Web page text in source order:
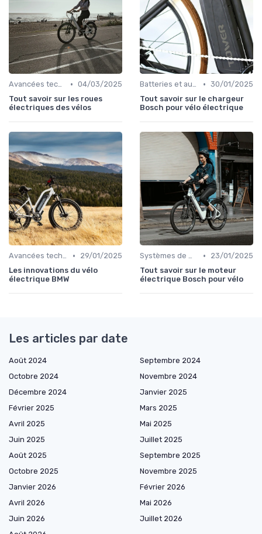
Avancées technologiques en e-bike • 04/03/2025
Tout savoir sur les roues
électriques des vélos
Batteries et autonomie • 30/01/2025
Tout savoir sur le chargeur
Bosch pour vélo électrique
Avancées technologiques en e-bike •
29/01/2025
Les innovations du vélo
électrique BMW
Systèmes de motorisation •
23/01/2025
Tout savoir sur le moteur
électrique Bosch pour vélo
Les articles par date
Août 2024
Septembre 2024
Octobre 2024
Novembre 2024
Décembre 2024
Janvier 2025
Février 2025
Mars 2025
Avril 2025
Mai 2025
Juin 2025
Juillet 2025
Août 2025
Septembre 2025
Octobre 2025
Novembre 2025
Janvier 2026
Février 2026
Avril 2026
Mai 2026
Juin 2026
Juillet 2026